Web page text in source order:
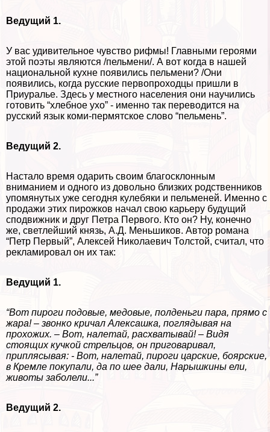
Ведущий 1.
У вас удивительное чувство рифмы! Главными героями
этой поэты являются /пельмени/. А вот когда в нашей
национальной кухне появились пельмени? /Они
появились, когда русские первопроходцы пришли в
Приуралье. Здесь у местного населения они научились
готовить “хлебное ухо” - именно так переводится на
русский язык коми-пермятское слово “пельмень”.
Ведущий 2.
Настало время одарить своим благосклонным
вниманием и одного из довольно близких родственников
упомянутых уже сегодня кулебяки и пельменей. Именно с
продажи этих пирожков начал свою карьеру будущий
сподвижник и друг Петра Первого. Кто он? Ну, конечно
же, светлейший князь, А.Д. Меньшиков. Автор романа
“Петр Первый”, Алексей Николаевич Толстой, считал, что
рекламировал он их так:
Ведущий 1.
“Вот пироги подовые, медовые, полденьги пара, прямо с
жара! – звонко кричал Алексашка, поглядывая на
прохожих. – Вот, налетай, расхватывай! – Видя
стоящих кучкой стрельцов, он приговаривал,
приплясывая: - Вот, налетай, пироги царские, боярские,
в Кремле покупали, да по шее дали, Нарышкины ели,
животы заболели...”
Ведущий 2.